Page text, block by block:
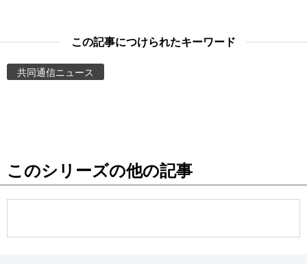
お知らせ
この記事につけられたキーワード
共同通信ニュース
このシリーズの他の記事